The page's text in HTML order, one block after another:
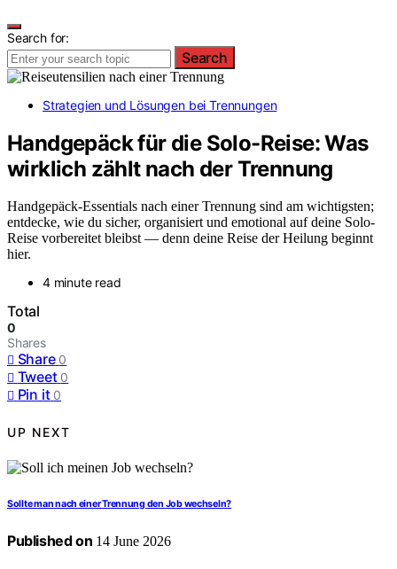
Search for:
Search
Strategien und Lösungen bei Trennungen
Handgepäck für die Solo-Reise: Was
wirklich zählt nach der Trennung
Handgepäck-Essentials nach einer Trennung sind am wichtigsten;
entdecke, wie du sicher, organisiert und emotional auf deine Solo-
Reise vorbereitet bleibst — denn deine Reise der Heilung beginnt
hier.
4 minute read
Total
0
Shares
Share 0
Tweet 0
Pin it 0
UP NEXT
Sollte man nach einer Trennung den Job wechseln?
Published on 14 June 2026